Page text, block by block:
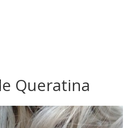
Queratina